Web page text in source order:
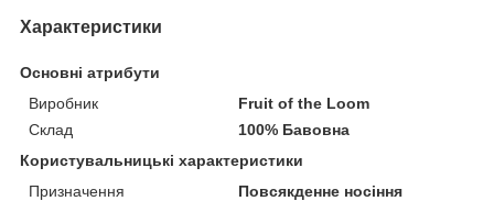
Характеристики
Основні атрибути
Виробник
Fruit of the Loom
Склад
100% Бавовна
Користувальницькі характеристики
Призначення
Повсякденне носіння